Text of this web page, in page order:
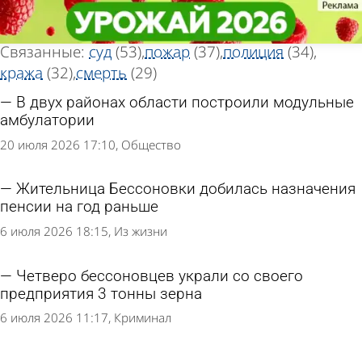
«Бессоновка»
Тег новостей
Всего найдено 469 новостей
Связанные: суд(53)пожар(37)полиция (34)
кража (32)смерть (29)
В двух районах области построили модульные
амбулатории
20 июля 2026 17:10 Общество
Жительница Бессоновки добилась назначения
пенсии на год раньше
6 июля 2026 18:15 Из жизни
Четверо бессоновцев украли со своего
предприятия 3 тонны зерна
6 июля 2026 11:17 Криминал
«Бессоновка»
Тег новостей